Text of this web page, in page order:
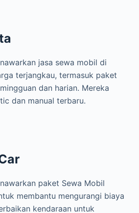
jasa sewa mobil di
terjangkau, termasuk paket
dan harian. Mereka
dan manual terbaru.
paket Sewa Mobil
membantu mengurangi biaya
kendaraan untuk